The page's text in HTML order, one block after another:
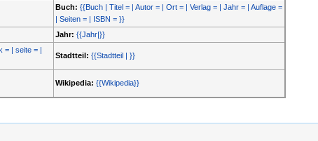
Buch: {{Buch | Titel = | Autor = | Ort = | Verlag = | Jahr = | Auflage =
| Seiten = | ISBN = }}
Jahr: {{Jahr|}}
= | seite = |
Stadtteil: {{Stadtteil | }}
Wikipedia: {{Wikipedia}}